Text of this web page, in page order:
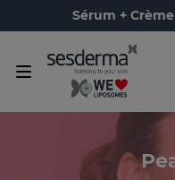
Sérum +